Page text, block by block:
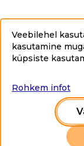
Copyright ©
Kõik õigused
Ligipääsetavus
Veebilehel
kasutamine
küpsiste
Rohkem infot